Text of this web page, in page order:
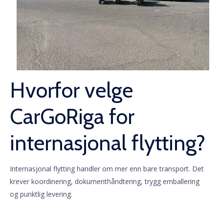
Hvorfor velge
CarGoRiga for
internasjonal flytting?
Internasjonal flytting handler om mer enn bare transport. Det
krever koordinering, dokumenthåndtering, trygg emballering
og punktlig levering.